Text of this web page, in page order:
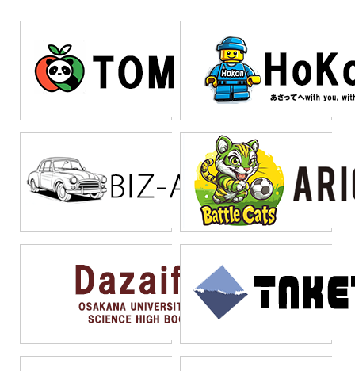
援を提供する会社の証であ
る。
ータ収集が可能になり、
で効率的になっている。
を把握して適切な水やり
は単なる遠隔操作ではな
く、収集したデータを分
析して最適な行動を自動
る。これが生産性向上や
由である。
具体的に定めることで、
選択できる。次に、セキ
ュリティ対策は必須項目
である。IoTデバイスはサ
証機能の確認が欠かせな
ムとの連携可能性や、将
来的な拡張性も考慮しよ
う。小規模から始めて段
階的に拡大していく計画
入の成功率を高める鍵と
り、5G通信やAI技術との
なサービスが実現され
る。自動運転車、スマー
トシティ、遠隔医療な
ってきている。特に注目
ューティングで、デバイ
ス側で即座にデータ処理
を行うことで、リアルタ
イム性が向上する。一方
デジタル格差といった課
の恩恵を皆が享受できる
社会の構築が求められて
いる。IoTは単なる技術革
新ではなく、社会全体の
変革を促す重要な要素と
なるであろう。
まとめ
IoTは私たちの生活や働き
方を根本から変える革新
ントを押さえることで、
に活用できる。未来に向
けて、IoTとの向き合い方
を今から考えておくこと
が大切である。